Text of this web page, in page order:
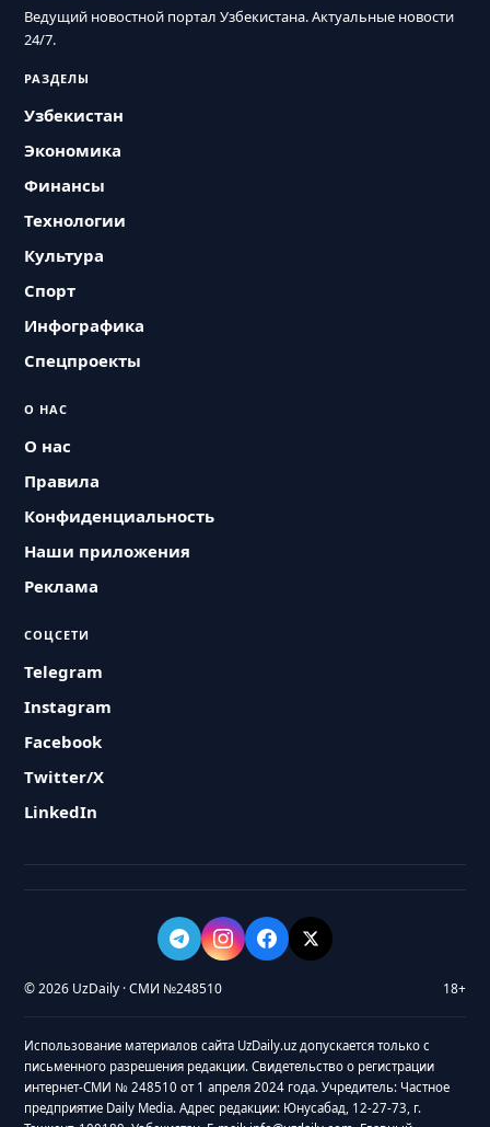
Ведущий новостной портал Узбекистана. Актуальные новости
24/7.
РАЗДЕЛЫ
Узбекистан
Экономика
Финансы
Технологии
Культура
Спорт
Инфографика
Спецпроекты
О НАС
О нас
Правила
Конфиденциальность
Наши приложения
Реклама
СОЦСЕТИ
Telegram
Instagram
Facebook
Twitter/X
LinkedIn
© 2026 UzDaily · СМИ №248510 18+
Использование материалов сайта UzDaily.uz допускается только с
письменного разрешения редакции. Свидетельство о регистрации
интернет-СМИ № 248510 от 1 апреля 2024 года. Учредитель: Частное
предприятие Daily Media. Адрес редакции: Юнусабад, 12-27-73, г.